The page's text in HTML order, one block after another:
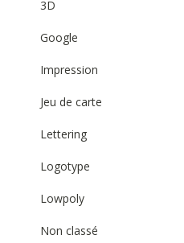
3D
Google
Impression
Jeu de carte
Lettering
Logotype
Lowpoly
Non classé